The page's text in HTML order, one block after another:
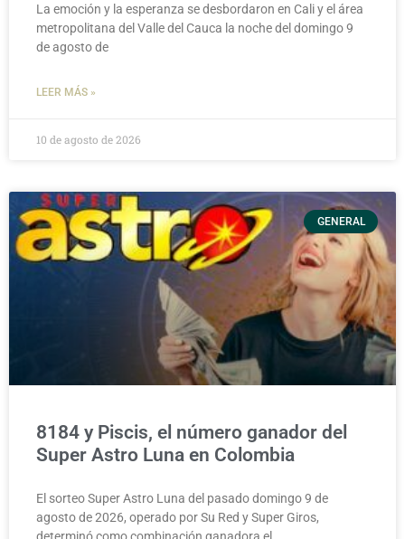
La emoción y la esperanza se desbordaron en Cali y el área
metropolitana del Valle del Cauca la noche del domingo 9
de agosto de
LEER MÁS »
10 de agosto de 2026
GENERAL
8184 y Piscis, el número ganador del
Super Astro Luna en Colombia
El sorteo Super Astro Luna del pasado domingo 9 de
agosto de 2026, operado por Su Red y Super Giros,
determinó como combinación ganadora el